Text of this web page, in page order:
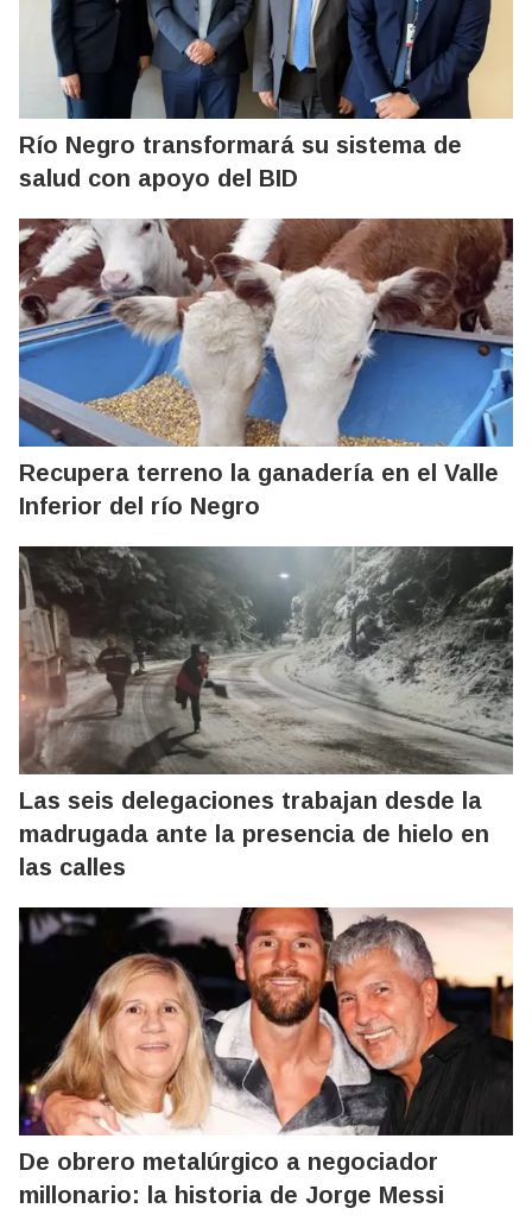
Río Negro transformará su sistema de
salud con apoyo del BID
Recupera terreno la ganadería en el Valle
Inferior del río Negro
Las seis delegaciones trabajan desde la
madrugada ante la presencia de hielo en
las calles
De obrero metalúrgico a negociador
millonario: la historia de Jorge Messi